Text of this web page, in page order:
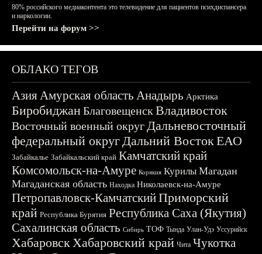
80% российского медиаконтента это телевидение для пациентов психдиспансера
и наркологии.
Перейти на форум >>
ОБЛАКО ТЕГОВ
АзияАмурская область Анадырь Арктика
БиробиджанБлаговещенскВладивосток
Восточный военный округДальневосточный
федеральный округДальний ВостокЕАО
Забайкалье Забайкальский край Камчатский край
Комсомольск-на-Амуре Корякия Курилы Магадан
Магаданская область Находка Николаевск-на-Амуре
Петропавловск-КамчатскийПриморский
край Республика Бурятия Республика Саха (Якутия)
Сахалинская область Сибирь ТОФ Тында Улан-Удэ Уссурийск
ХабаровскХабаровский край Чита Чукотка